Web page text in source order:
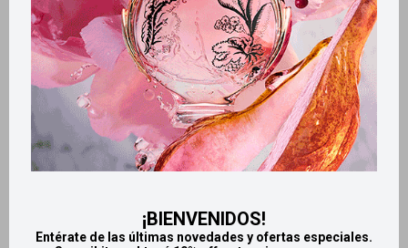
¡BIENVENIDOS!
Entérate de las últimas novedades y ofertas especiales.